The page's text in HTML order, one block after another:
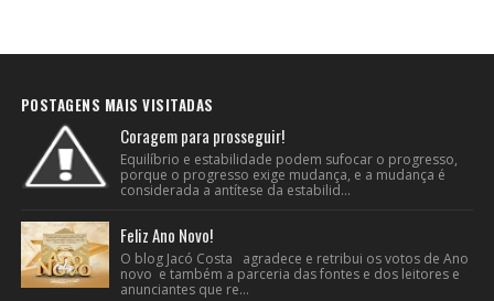
POSTAGENS MAIS VISITADAS
Coragem para prosseguir!
Equilíbrio e estabilidade podem sufocar o progresso,
porque o progresso exige mudança, e a mudança é
considerada a antítese da estabilid...
Feliz Ano Novo!
O blog Jacó Costa agradece e retribui os votos de Ano
novo e também a parceria das fontes e dos leitores e
anunciantes que re...